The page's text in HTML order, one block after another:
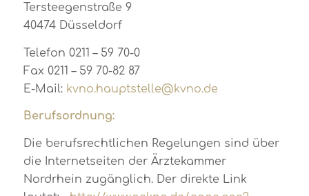
Tersteegenstraße 9
40474 Düsseldorf
Telefon 0211 – 59 70-0
Fax 0211 – 59 70-82 87
E-Mail: kvno.hauptstelle@kvno.de
Berufsordnung:
Die berufsrechtlichen Regelungen sind über
die Internetseiten der Ärztekammer
Nordrhein zugänglich. Der direkte Link